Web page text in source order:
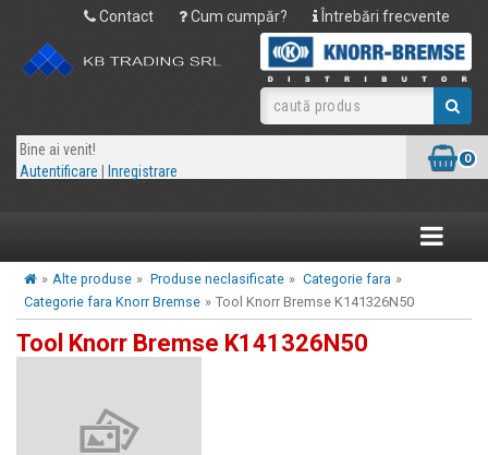
Contact Cum cumpăr? Întrebări frecvente
Bine ai venit!
Autentificare
Inregistrare
0
Toggle
» Alte produse » Produse neclasificate » Categorie fara »
Categorie fara Knorr Bremse » Tool Knorr Bremse K141326N50
Tool Knorr Bremse K141326N50